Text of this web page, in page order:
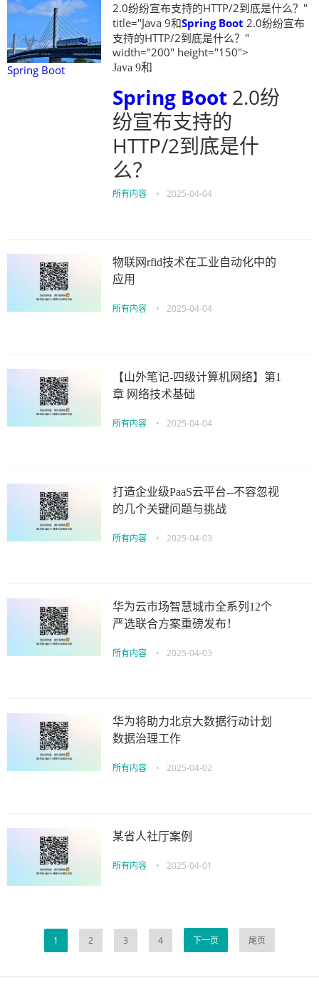
Spring Boot
2.0纷纷宣布支持的HTTP/2到底是什么？"
title="Java 9和Spring Boot 2.0纷纷宣布
支持的HTTP/2到底是什么？"
width="200" height="150">
Java 9和
Spring Boot 2.0纷
纷宣布支持的
HTTP/2到底是什
么？
所有内容 • 2025-04-04
物联网rfid技术在工业自动化中的
应用
所有内容 • 2025-04-04
【山外笔记-四级计算机网络】第1
章 网络技术基础
所有内容 • 2025-04-04
打造企业级PaaS云平台--不容忽视
的几个关键问题与挑战
所有内容 • 2025-04-03
华为云市场智慧城市全系列12个
严选联合方案重磅发布！
所有内容 • 2025-04-03
华为将助力北京大数据行动计划
数据治理工作
所有内容 • 2025-04-02
某省人社厅案例
所有内容 • 2025-04-01
1 2 3 4 下一页 尾页